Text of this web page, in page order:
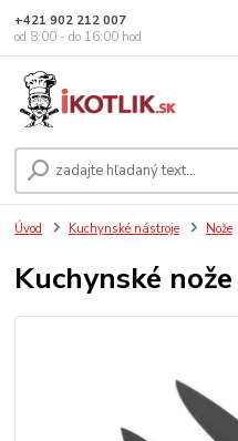
+421 902 212 007
od 8:00 - do 16:00 hod
Úvod Kuchynské nástroje Nože
Kuchynské